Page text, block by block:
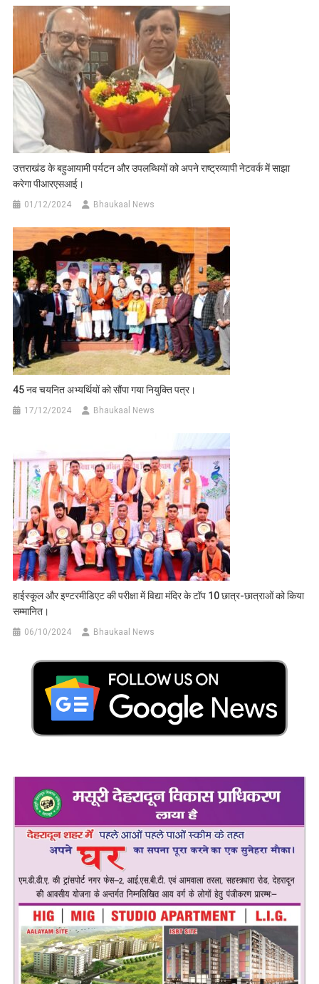
उत्तराखंड के बहुआयामी पर्यटन और उपलब्धियों को अपने राष्ट्रव्यापी नेटवर्क में साझा
करेगा पीआरएसआई।
01/12/2024 Bhaukaal News
45 नव चयनित अभ्यर्थियों को सौंपा गया नियुक्ति पत्र।
17/12/2024 Bhaukaal News
हाईस्कूल और इण्टरमीडिएट की परीक्षा में विद्या मंदिर के टॉप 10 छात्र-छात्राओं को किया
सम्मानित।
06/10/2024 Bhaukaal News